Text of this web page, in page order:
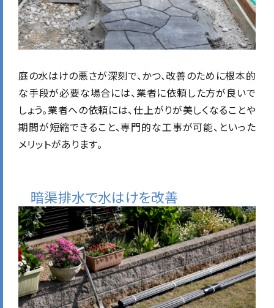
庭の水はけの悪さが深刻で、かつ、改善のために根本的
な手段が必要な場合には、業者に依頼した方が良いで
しょう。業者への依頼には、仕上がりが美しくなることや
期間が短縮できること、専門的な工事が可能、といった
メリットがあります。
暗渠排水で水はけを改善